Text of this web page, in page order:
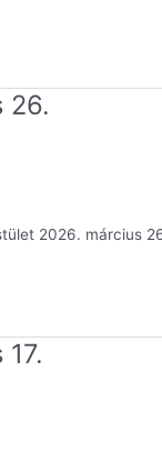
26.
2026. március